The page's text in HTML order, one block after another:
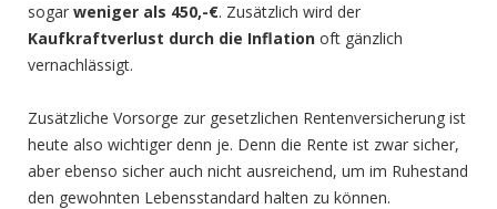
sogar weniger als 450,-€. Zusätzlich wird der
Kaufkraftverlust durch die Inflation oft gänzlich
vernachlässigt.
Zusätzliche Vorsorge zur gesetzlichen Rentenversicherung ist
heute also wichtiger denn je. Denn die Rente ist zwar sicher,
aber ebenso sicher auch nicht ausreichend, um im Ruhestand
den gewohnten Lebensstandard halten zu können.